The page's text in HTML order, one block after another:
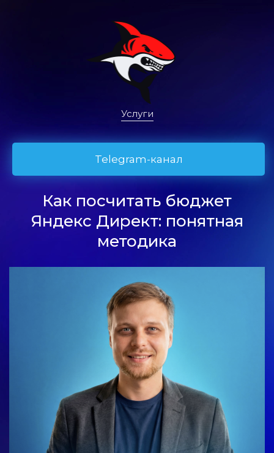
Услуги
Telegram-канал
Как посчитать бюджет
Яндекс Директ: понятная
методика